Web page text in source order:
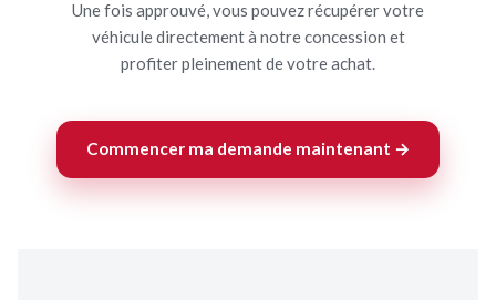
Une fois approuvé, vous pouvez récupérer votre
véhicule directement à notre concession et
profiter pleinement de votre achat.
Commencer ma demande maintenant →